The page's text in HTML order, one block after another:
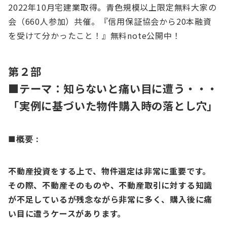
2022年10月宅建業取得。青色規模以上限定無料大家の
会（660人参加）共催。『信用保証協会から20本融資
を受けて分かったこと！』無料note公開中！
第２部
■テーマ：知らないと痛い目に遭う・・・
「実例に基づいた物件購入時の落とし穴」
■概要：
不動産投資をする上で、物件選定は非常に重要です。
その際、不動産そのものや、不動産取引に対する知識
が不足しているが残念ながら非常に多く、購入後に痛
い目に遭うケースがあります。